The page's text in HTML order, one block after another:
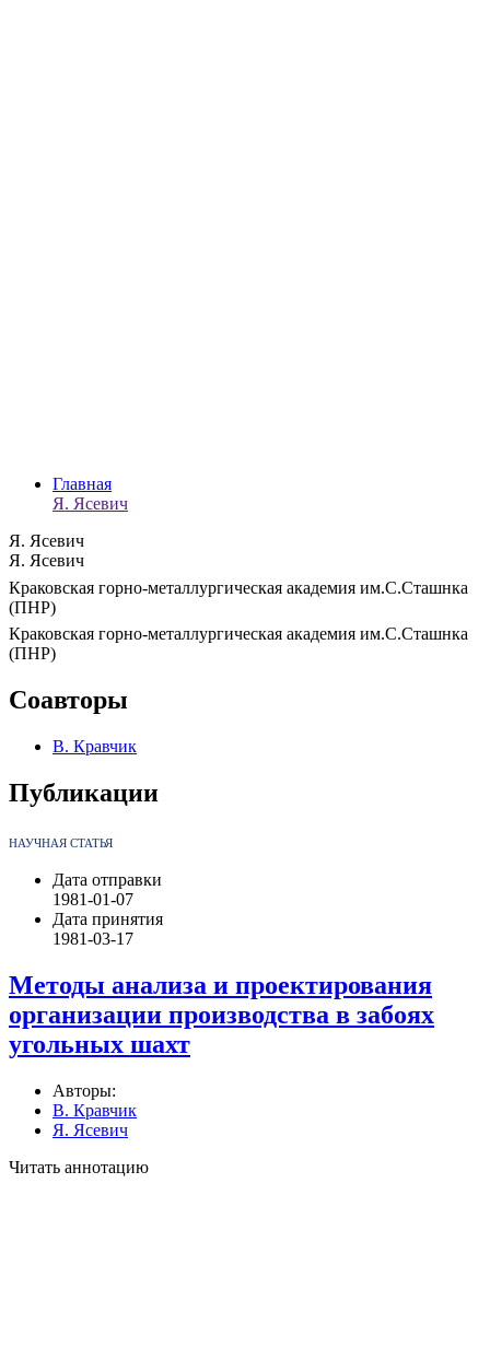
Главная
Я. Ясевич
Я. Ясевич
Я. Ясевич
Краковская горно-металлургическая академия им.С.Сташнка
(ПНР)
Краковская горно-металлургическая академия им.С.Сташнка
(ПНР)
Соавторы
В. Кравчик
Публикации
НАУЧНАЯ СТАТЬЯ
Дата отправки
1981-01-07
Дата принятия
1981-03-17
Методы анализа и проектирования
организации производства в забоях
угольных шахт
Авторы:
В. Кравчик
Я. Ясевич
Читать аннотацию